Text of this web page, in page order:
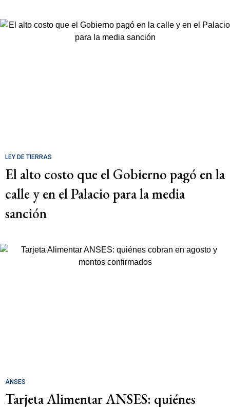
LEY DE TIERRAS
El alto costo que el Gobierno pagó en la
calle y en el Palacio para la media
sanción
ANSES
Tarjeta Alimentar ANSES: quiénes